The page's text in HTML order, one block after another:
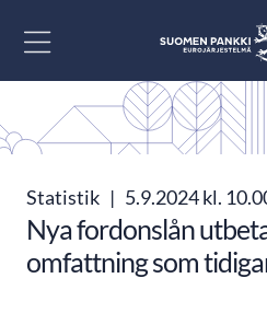
Statistik | 5.9.2024 kl.
Nya fordonslån
omfattning som